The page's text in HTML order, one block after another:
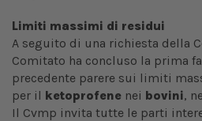
Limiti massimi di residui
A seguito di una richiesta della
Comitato ha concluso la prima
precedente parere sui limiti
per il ketoprofene nei bovini,
Il Cvmp invita tutte le parti